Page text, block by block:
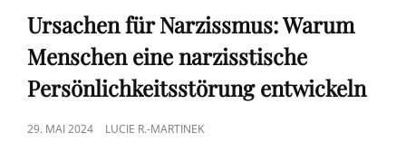
LINKS
Ursachen für Narzissmus: Warum
Menschen eine narzisstische
Persönlichkeitsstörung entwickeln
POSTED
29. MAI 2024 LUCIE R.-MARTINEK